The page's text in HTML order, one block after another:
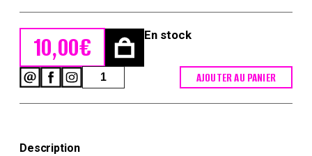
10,00€ En stock
quantité
de
AJOUTER AU PANIER
Description